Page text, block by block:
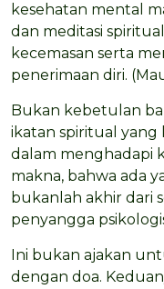
kesehatan mental
dan meditasi
kecemasan serta
penerimaan diri.
Bukan kebetulan
ikatan spiritual
dalam menghadapi
makna, bahwa ada
bukanlah akhir dari
penyangga
Ini bukan ajakan
dengan doa.